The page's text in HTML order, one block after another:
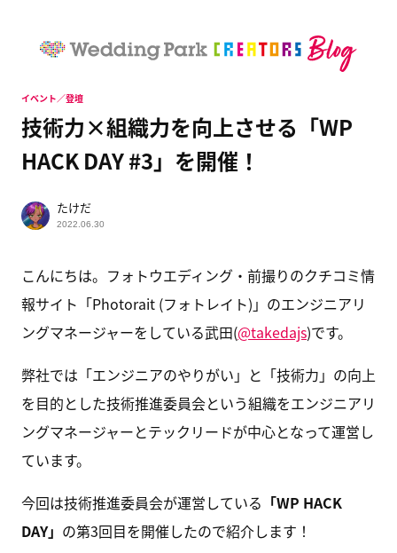
技術力×組織力を向上させる「WP
HACK DAY #3」を開催！
イベント／登壇
たけだ
2022.06.30
こんにちは。フォトウエディング・前撮りのクチコミ情
報サイト「Photorait (フォトレイト)」のエンジニアリ
ングマネージャーをしている武田(@takedajs)です。
弊社では「エンジニアのやりがい」と「技術力」の向上
を目的とした技術推進委員会という組織をエンジニアリ
ングマネージャーとテックリードが中心となって運営し
ています。
今回は技術推進委員会が運営している 「WP HACK
DAY」 の第3回目を開催したので紹介します！